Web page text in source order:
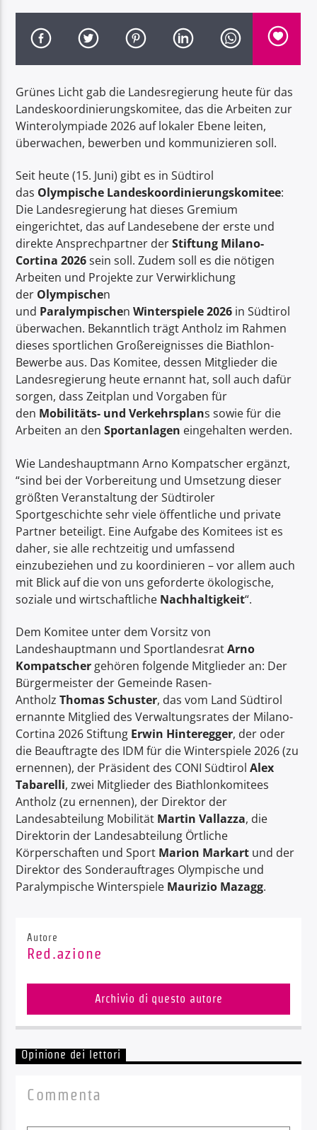
Radio Dolomiti
Grünes Licht gab die Landesregierung heute für das
Landeskoordinierungskomitee, das die Arbeiten zur
Winterolympiade 2026 auf lokaler Ebene leiten,
überwachen, bewerben und kommunizieren soll.
Seit heute (15. Juni) gibt es in Südtirol
das Olympische Landeskoordinierungskomitee:
Die Landesregierung hat dieses Gremium
eingerichtet, das auf Landesebene der erste und
direkte Ansprechpartner derStiftung Milano-
Cortina 2026sein soll. Zudem soll es die nötigen
Arbeiten und Projekte zur Verwirklichung
der Olympischen
und ParalympischenWinterspiele 2026 in Südtirol
überwachen. Bekanntlich trägt Antholz im Rahmen
dieses sportlichen Großereignisses die Biathlon-
Bewerbe aus. Das Komitee, dessen Mitglieder die
Landesregierung heute ernannt hat, soll auch dafür
sorgen, dass Zeitplan und Vorgaben für
den Mobilitäts- und Verkehrsplans sowie für die
Arbeiten an denSportanlagen eingehalten werden.
Wie Landeshauptmann Arno Kompatscher ergänzt,
“sind bei der Vorbereitung und Umsetzung dieser
größten Veranstaltung der Südtiroler
Sportgeschichte sehr viele öffentliche und private
Partner beteiligt. Eine Aufgabe des Komitees ist es
daher, sie alle rechtzeitig und umfassend
einzubeziehen und zu koordinieren – vor allem auch
mit Blick auf die von uns geforderte ökologische,
soziale und wirtschaftliche Nachhaltigkeit“.
Dem Komitee unter dem Vorsitz von
Landeshauptmann und SportlandesratArno
Kompatscher gehören folgende Mitglieder an: Der
Bürgermeister der Gemeinde Rasen-
AntholzThomas Schuster, das vom Land Südtirol
ernannte Mitglied des Verwaltungsrates der Milano-
Cortina 2026 Stiftung Erwin Hinteregger, der oder
die Beauftragte des IDM für die Winterspiele 2026 (zu
ernennen), der Präsident des CONI SüdtirolAlex
Tabarelli, zwei Mitglieder des Biathlonkomitees
Antholz (zu ernennen), der Direktor der
Landesabteilung Mobilität Martin Vallazza, die
Direktorin der Landesabteilung Örtliche
Körperschaften und Sport Marion Markart und der
Direktor des Sonderauftrages Olympische und
Paralympische Winterspiele Maurizio Mazagg.
Autore
Red.azione
Archivio di questo autore
Opinione dei lettori
Commenta